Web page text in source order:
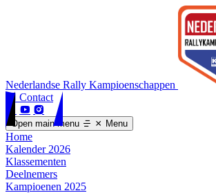
Nederlandse Rally Kampioenschappen
Contact
Open main menu Menu
Home
Kalender 2026
Klassementen
Deelnemers
Kampioenen 2025